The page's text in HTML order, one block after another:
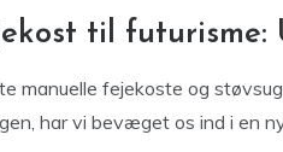
til futurisme:
manuelle fejekoste og
har vi bevæget os ind i en